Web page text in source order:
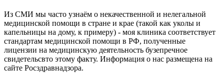
Из СМИ мы часто узнаём о некачественной и нелегальной
медицинской помощи в стране и крае (такой как уколы и
капельницы на дому, к примеру) - моя клиника соответствует
стандартам медицинской помощи в РФ, полученные
лицензии на медицинскую деятельность бузепречное
свидетельсвто этому факту. Информация о нас размещена на
сайте Росздравнадзора.